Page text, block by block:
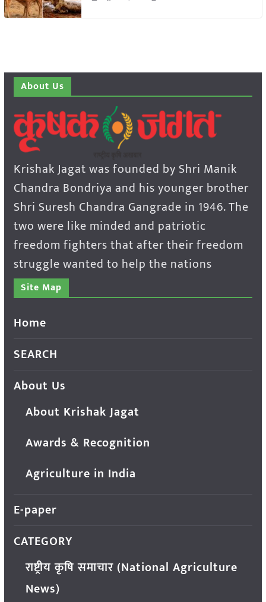
About Us
Krishak Jagat was founded by Shri Manik
Chandra Bondriya and his younger brother
Shri Suresh Chandra Gangrade in 1946. The
two were like minded and patriotic
freedom fighters that after their freedom
struggle wanted to help the nations
Site Map
Home
SEARCH
About Us
About Krishak Jagat
Awards & Recognition
Agriculture in India
E-paper
CATEGORY
राष्ट्रीय कृषि समाचार (National Agriculture
News)